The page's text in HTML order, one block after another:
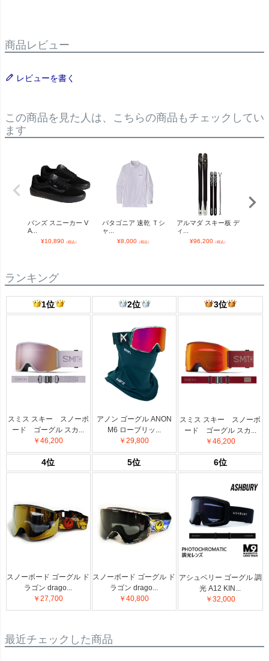
商品レビュー
レビューを書く
この商品を見た人は、こちらの商品もチェックしてい
ます
バンズ スニーカー V
A...
¥10,890 （税込）
パタゴニア 速乾 Ｔシ
ャ...
¥8,000 （税込）
アルマダ スキー板 デ
ィ...
¥96,200 （税込）
ランキング
1位 2位 3位
スミス スキー スノーボ
ード ゴーグル スカ...
￥46,200
アノン ゴーグル ANON
M6 ローブリッ...
￥29,800
スミス スキー スノーボ
ード ゴーグル スカ...
￥46,200
4位 5位 6位
スノーボード ゴーグル ド
ラゴン drago...
￥27,700
スノーボード ゴーグル ド
ラゴン drago...
￥40,800
アシュベリー ゴーグル 調
光 A12 KIN...
￥32,000
最近チェックした商品